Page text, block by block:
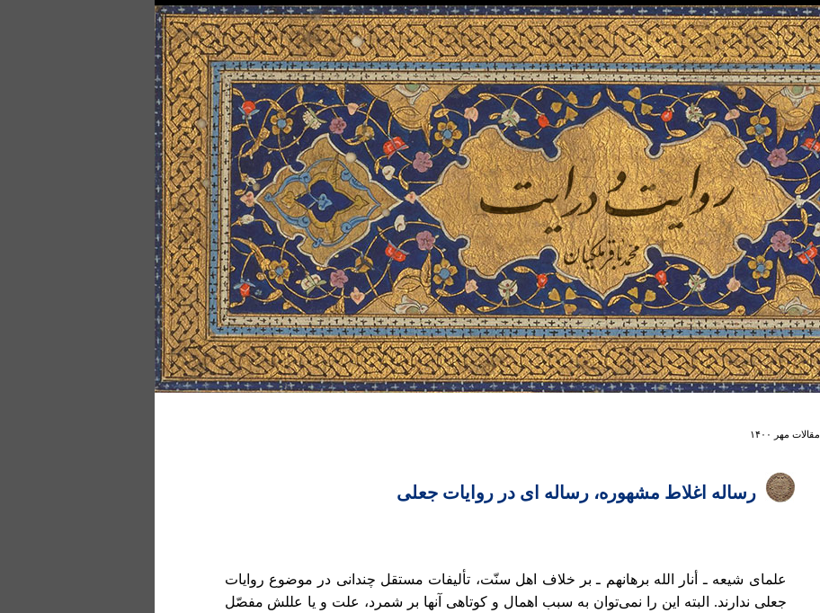
مقالات مهر ۱۴۰۰
رساله اغلاط مشهوره، رساله ای در روايات جعلی
علمای شيعه ـ أنار الله برهانهم ـ بر خلاف اهل سنّت، تأليفات مستقل چندانی در موضوع روايات
جعلی ندارند. البته اين را نمی‌توان به سبب اهمال و کوتاهی آنها بر شمرد، علت و يا عللش مفصّل